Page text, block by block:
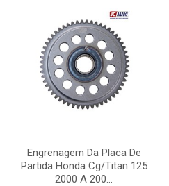
Engrenagem Da Placa De
Partida Honda Cg/Titan 125
2000 A 200...